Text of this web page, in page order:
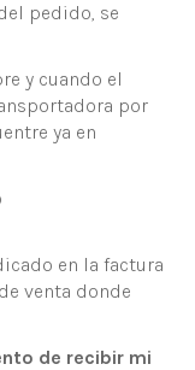
pedido, se
y cuando el
por
ya en
en la factura
venta donde
de recibir mi